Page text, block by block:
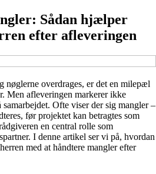
Sådan hjælper
efter afleveringen
nøglerne overdrages, er det en milepæl
Men afleveringen markerer ikke
Ofte viser der sig mangler –
før projektet kan betragtes som
en central rolle som
I denne artikel ser vi på, hvordan
med at håndtere mangler efter